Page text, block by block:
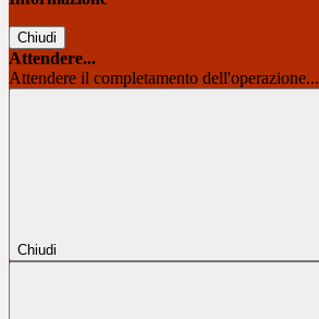
Chiudi
Attendere...
Attendere il completamento dell'operazione...
Chiudi